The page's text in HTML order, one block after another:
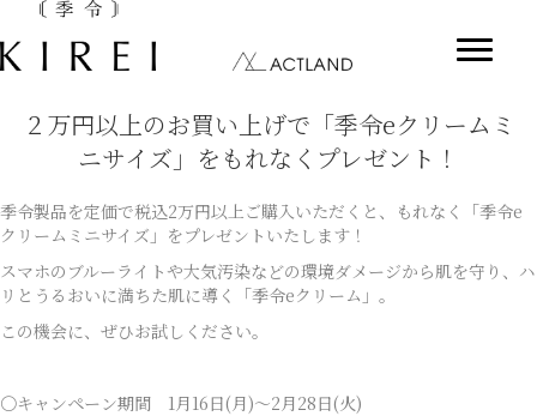
２万円以上のお買い上げで「季令eクリームミ
ニサイズ」をもれなくプレゼント！
季令製品を定価で税込2万円以上ご購入いただくと、もれなく「季令e
クリームミニサイズ」をプレゼントいたします！
スマホのブルーライトや大気汚染などの環境ダメージから肌を守り、ハ
リとうるおいに満ちた肌に導く「季令eクリーム」。
この機会に、ぜひお試しください。
〇キャンペーン期間 1月16日(月)～2月28日(火)